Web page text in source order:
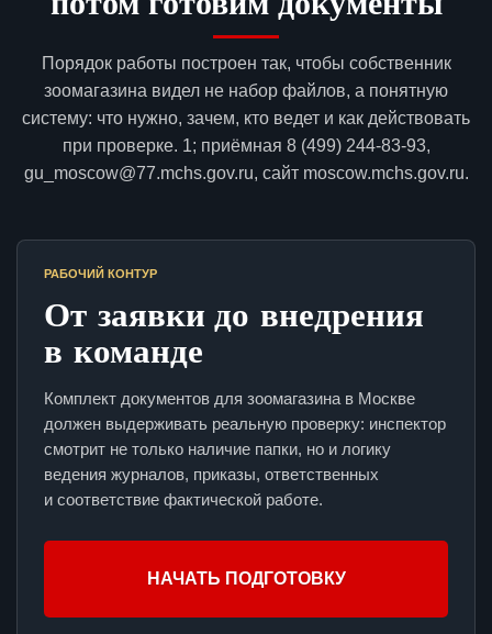
Порядок работы построен так, чтобы собственник
зоомагазина видел не набор файлов, а понятную
систему: что нужно, зачем, кто ведет и как действовать
при проверке. 1; приёмная 8 (499) 244-83-93,
gu_moscow@77.mchs.gov.ru, сайт moscow.mchs.gov.ru.
РАБОЧИЙ КОНТУР
От заявки до внедрения
в команде
Комплект документов для зоомагазина в Москве
должен выдерживать реальную проверку: инспектор
смотрит не только наличие папки, но и логику
ведения журналов, приказы, ответственных
и соответствие фактической работе.
НАЧАТЬ ПОДГОТОВКУ